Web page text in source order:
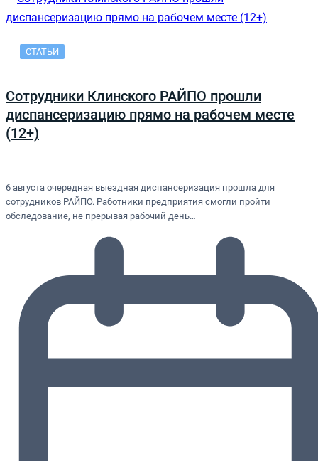
СТАТЬИ
Сотрудники Клинского РАЙПО прошли
диспансеризацию прямо на рабочем месте
(12+)
6 августа очередная выездная диспансеризация прошла для
сотрудников РАЙПО. Работники предприятия смогли пройти
обследование, не прерывая рабочий день…